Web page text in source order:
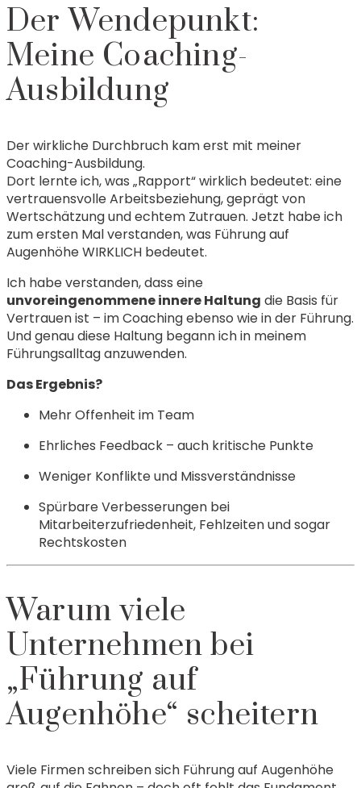
Der Wendepunkt:
Meine Coaching-
Ausbildung
Der wirkliche Durchbruch kam erst mit meiner
Coaching-Ausbildung.
Dort lernte ich, was „Rapport“ wirklich bedeutet: eine
vertrauensvolle Arbeitsbeziehung, geprägt von
Wertschätzung und echtem Zutrauen. Jetzt habe ich
zum ersten Mal verstanden, was Führung auf
Augenhöhe WIRKLICH bedeutet.
Ich habe verstanden, dass eine
unvoreingenommene innere Haltung die Basis für
Vertrauen ist – im Coaching ebenso wie in der Führung.
Und genau diese Haltung begann ich in meinem
Führungsalltag anzuwenden.
Das Ergebnis?
Mehr Offenheit im Team
Ehrliches Feedback – auch kritische Punkte
Weniger Konflikte und Missverständnisse
Spürbare Verbesserungen bei
Mitarbeiterzufriedenheit, Fehlzeiten und sogar
Rechtskosten
Warum viele
Unternehmen bei
„Führung auf
Augenhöhe“ scheitern
Viele Firmen schreiben sich Führung auf Augenhöhe